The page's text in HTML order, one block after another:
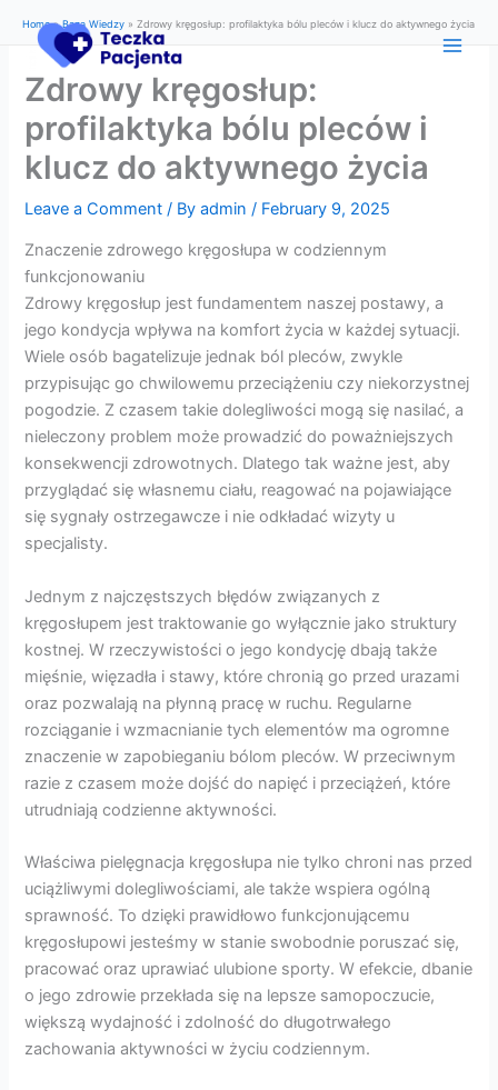
content
Home»Baza Wiedzy » Zdrowy kręgosłup: profilaktyka bólu pleców i klucz do aktywnego życia
Zdrowy kręgosłup:
profilaktyka bólu pleców i
klucz do aktywnego życia
Leave a Comment / Byadmin/ February 9, 2025
Znaczenie zdrowego kręgosłupa w codziennym
funkcjonowaniu
Zdrowy kręgosłup jest fundamentem naszej postawy, a
jego kondycja wpływa na komfort życia w każdej sytuacji.
Wiele osób bagatelizuje jednak ból pleców, zwykle
przypisując go chwilowemu przeciążeniu czy niekorzystnej
pogodzie. Z czasem takie dolegliwości mogą się nasilać, a
nieleczony problem może prowadzić do poważniejszych
konsekwencji zdrowotnych. Dlatego tak ważne jest, aby
przyglądać się własnemu ciału, reagować na pojawiające
się sygnały ostrzegawcze i nie odkładać wizyty u
specjalisty.
Jednym z najczęstszych błędów związanych z
kręgosłupem jest traktowanie go wyłącznie jako struktury
kostnej. W rzeczywistości o jego kondycję dbają także
mięśnie, więzadła i stawy, które chronią go przed urazami
oraz pozwalają na płynną pracę w ruchu. Regularne
rozciąganie i wzmacnianie tych elementów ma ogromne
znaczenie w zapobieganiu bólom pleców. W przeciwnym
razie z czasem może dojść do napięć i przeciążeń, które
utrudniają codzienne aktywności.
Właściwa pielęgnacja kręgosłupa nie tylko chroni nas przed
uciążliwymi dolegliwościami, ale także wspiera ogólną
sprawność. To dzięki prawidłowo funkcjonującemu
kręgosłupowi jesteśmy w stanie swobodnie poruszać się,
pracować oraz uprawiać ulubione sporty. W efekcie, dbanie
o jego zdrowie przekłada się na lepsze samopoczucie,
większą wydajność i zdolność do długotrwałego
zachowania aktywności w życiu codziennym.